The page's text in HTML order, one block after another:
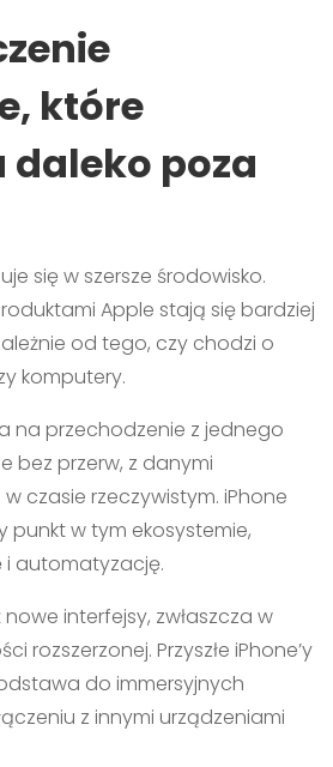
które
poza
się w szersze środowisko.
Apple stają się bardziej
od tego, czy chodzi o
komputery.
na przechodzenie z jednego
bez przerw, z danymi
czasie rzeczywistym. iPhone
punkt w tym ekosystemie,
i automatyzację.
interfejsy, zwłaszcza w
rozszerzonej. Przyszłe iPhone’y
do immersyjnych
z innymi urządzeniami